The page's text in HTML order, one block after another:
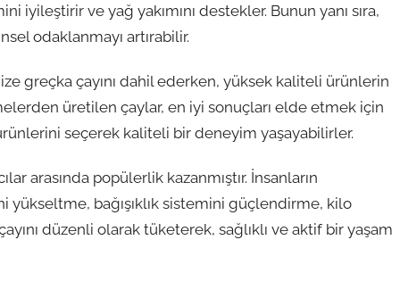
iyileştirir ve yağ yakımını destekler. Bunun yanı sıra,
odaklanmayı artırabilir.
greçka çayını dahil ederken, yüksek kaliteli ürünlerin
üretilen çaylar, en iyi sonuçları elde etmek için
seçerek kaliteli bir deneyim yaşayabilirler.
arasında popülerlik kazanmıştır. İnsanların
bağışıklık sistemini güçlendirme, kilo
düzenli olarak tüketerek, sağlıklı ve aktif bir yaşam